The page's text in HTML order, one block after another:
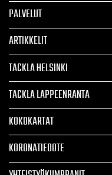
PALVELUT
ARTIKKELIT
TACKLA HELSINKI
TACKLA LAPPEENRANTA
KOKOKARTAT
KORONATIEDOTE